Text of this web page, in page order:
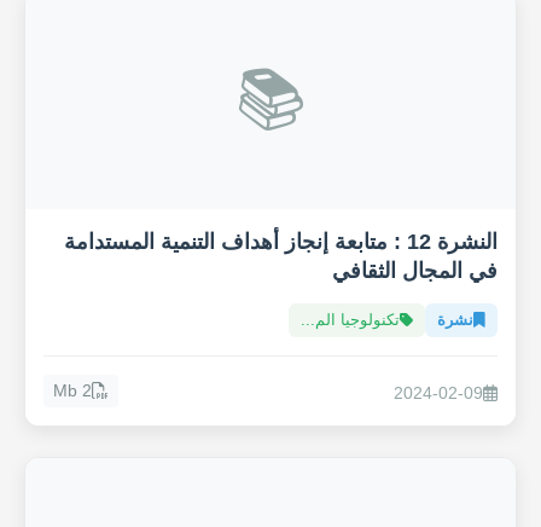
📚
النشرة 12 : متابعة إنجاز أهداف التنمية المستدامة
في المجال الثقافي
نشرة تكنولوجيا الم...
2024-02-09
2 Mb